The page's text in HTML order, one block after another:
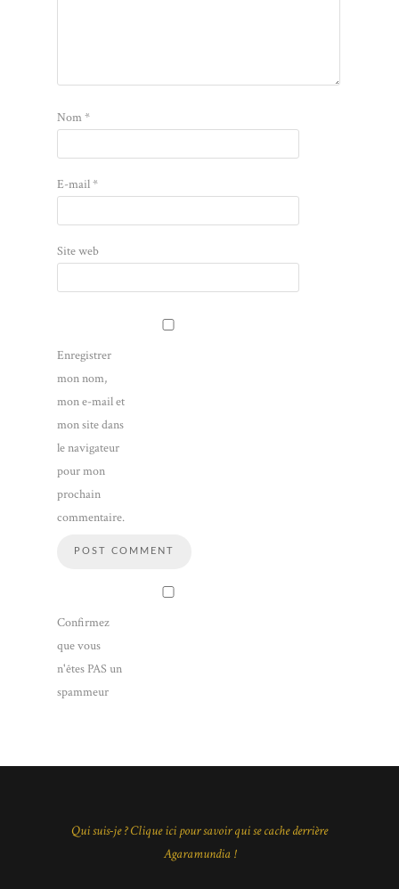
Nom*
E-mail*
Site web
Enregistrer
mon nom,
mon e-mail et
mon site dans
le navigateur
pour mon
prochain
commentaire.
Confirmez
que vous
n'êtes PAS un
spammeur
Qui suis-je ? Clique ici pour savoir qui se cache derrière
Agaramundia !